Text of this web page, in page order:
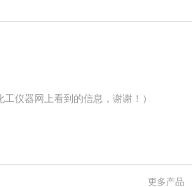
工仪器网上看到的信息，谢谢！）
更多产品